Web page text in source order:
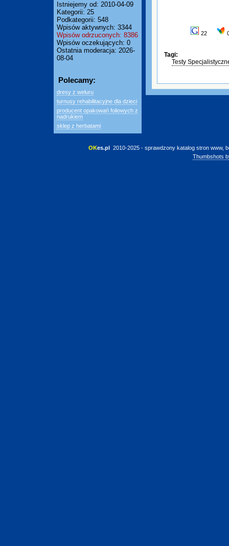
Istniejemy od: 2010-04-09
Kategorii: 25
Podkategorii: 548
Wpisów aktywnych: 3344
Wpisów odrzuconych: 8386
Wpisów oczekujących: 0
Ostatnia moderacja: 2026-
08-04
Polecamy:
dresy z weluru
turnusy rehabilitacyjne dla dzieci
producent opakowań foliowych z
nadrukiem
sklep z herbatami
22
Tagi:
Testy
OKes.pl 2010-2025 - sprawdzony katalog stron www,
Thumbshots